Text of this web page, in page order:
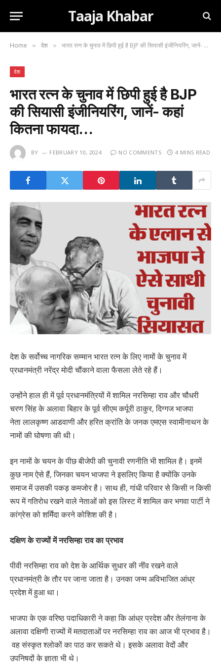
Taaja Khabar
Home » देश » भारत रत्न के चुनाव में छिपी हुई है BJP की सियासी इंजीनियरिंग, जानें- कहां कितना फायदा…
देश
भारत रत्न के चुनाव में छिपी हुई है BJP
की सियासी इंजीनियरिंग, जानें- कहां
कितना फायदा…
BY FEBRUARY 10, 2024 NO COMMENTS 4 MINS READ
देश के सर्वोच्च नागरिक सम्मान भारत रत्न के लिए नामों के चुनाव में
प्रधानमंत्री नरेंद्र मोदी चौंकाने वाला फैसला लेते रहे हैं।
उन्होंने हाल ही में पूर्व प्रधानमंत्रियों में शामिल नरसिम्हा राव और चौधरी
चरण सिंह के अलावा बिहार के पूर्व सीएम कर्पूरी ठाकुर, दिग्गज भाजपा
नेता लालकृष्ण आडवाणी और हरित क्रांति के जनक एमएस स्वामीनाथन के
नामों की घोषणा की थी।
इन नामों के चयन के पीछ बीजेपी की चुनावी रणनीति भी शामिल है। इनमें
कुछ नाम ऐसे हैं, जिनका चयन भाजपा ने इसलिए किया है क्योंकि उनके
समाज में उसकी पकड़ कमजोर है। साथ ही, गांधी परिवार से किसी न किसी
रूप में गतिरोध रखने वाले नेताओं को इस लिस्ट में शामिल कर भगवा पार्टी ने
कांग्रेस को शर्मिंदा करने कोशिश की है।
दक्षिण के राज्यों में नरसिम्हा राव का प्रभाव
पीवी नरसिम्हा राव को देश के आर्थिक सुधार की नींव रखने वाले
प्रधानमंत्री के तौर पर जाना जाता है। उनका जन्म अविभाजित आंध्र
प्रदेश में हुआ था।
भाजपा के एक वरिष्ठ पदाधिकारी ने कहा कि आंध्र प्रदेश और तेलंगाना के
अलावा दक्षिणी राज्यों में मतदाताओं पर नरसिम्हा राव का आज भी प्रभाव है।
वह संस्कृत श्लोकों का पाठ कर सकते थे। इसके अलावा वेदों और
उपनिषदों के ज्ञाता भी थे।